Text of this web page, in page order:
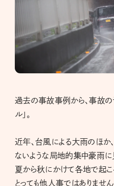
過去の事故事例から、事故の
ル」。
近年、台風による大雨のほか
ないような局地的集中豪雨に
夏から秋にかけて各地で起こ
とっても他人事ではありませ